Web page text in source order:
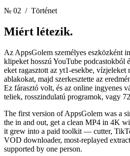
№ 02 / Történet
Miért létezik.
Az AppsGolem személyes eszközként
klipeket hosszú YouTube
eket ragasztott az yt1-esekbe,
ablakokat, majd szerkesztette az
Ez fárasztó volt, és az online ingyenes
teliek, rosszindulatú programok, vagy
The first version of AppsGolem was a
the in and out, get a clean MP4 in 4K
it grew into a paid toolkit — cutter,
VOD downloader, most-replayed
supported by one person.